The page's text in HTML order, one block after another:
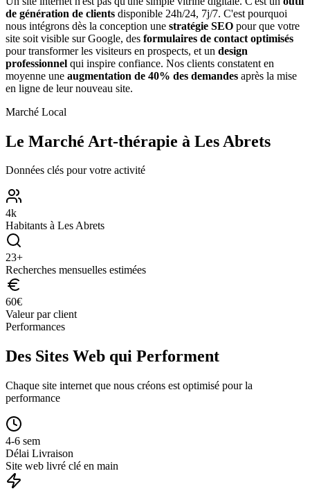
de génération de clients disponible 24h/24, 7j/7. C'est pourquoi
nous intégrons dès la conception une stratégie SEO pour que votre
site soit visible sur Google, des formulaires de contact optimisés
pour transformer les visiteurs en prospects, et un design
professionnel qui inspire confiance. Nos clients constatent en
moyenne une augmentation de 40% des demandes après la mise
en ligne de leur nouveau site.
Marché Local
Le Marché Art-thérapie à Les Abrets
Données clés pour votre activité
4k
Habitants à Les Abrets
23+
Recherches mensuelles estimées
60€
Valeur par client
Performances
Des Sites Web qui Performent
Chaque site internet que nous créons est optimisé pour la
performance
4-6 sem
Délai Livraison
Site web livré clé en main